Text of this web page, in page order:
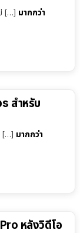
[…] มากกว่า
สำหรับ
[…] มากกว่า
หลังวิดีโอ